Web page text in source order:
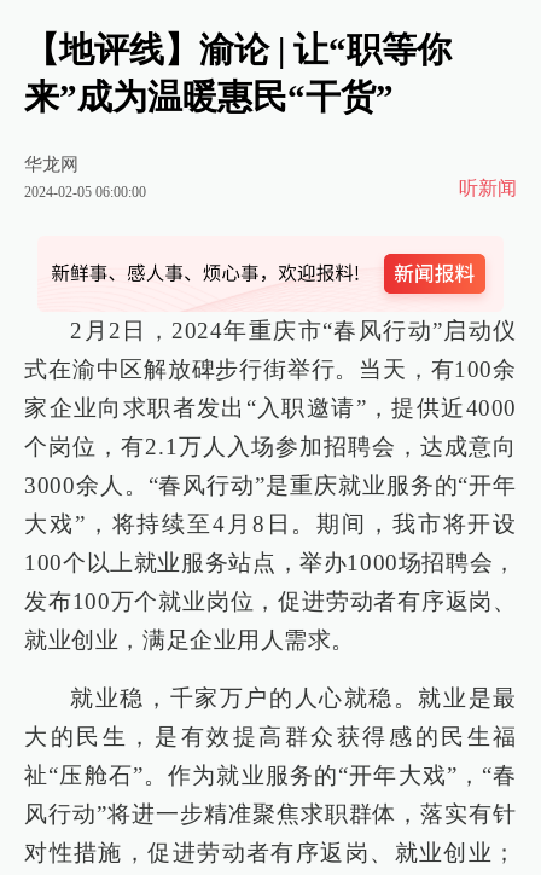
【地评线】渝论 | 让“职等你
来”成为温暖惠民“干货”
华龙网
2024-02-05 06:00:00 听新闻
2月2日，2024年重庆市“春风行动”启动仪
式在渝中区解放碑步行街举行。当天，有100余
家企业向求职者发出“入职邀请”，提供近4000
个岗位，有2.1万人入场参加招聘会，达成意向
3000余人。“春风行动”是重庆就业服务的“开年
大戏”，将持续至4月8日。期间，我市将开设
100个以上就业服务站点，举办1000场招聘会，
发布100万个就业岗位，促进劳动者有序返岗、
就业创业，满足企业用人需求。
就业稳，千家万户的人心就稳。就业是最
大的民生，是有效提高群众获得感的民生福
祉“压舱石”。作为就业服务的“开年大戏”，“春
风行动”将进一步精准聚焦求职群体，落实有针
对性措施，促进劳动者有序返岗、就业创业；